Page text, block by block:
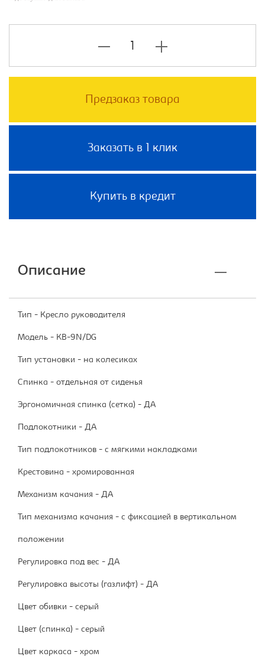
Предзаказ товара
Заказать в 1 клик
Купить в кредит
Описание
Тип - Кресло руководителя
Модель - KB-9N/DG
Тип установки - на колесиках
Спинка - отдельная от сиденья
Эргономичная спинка (сетка) - ДА
Подлокотники - ДА
Тип подлокотников - с мягкими накладками
Крестовина - хромированная
Механизм качания - ДА
Тип механизма качания - с фиксацией в вертикальном
положении
Регулировка под вес - ДА
Регулировка высоты (газлифт) - ДА
Цвет обивки - серый
Цвет (спинка) - серый
Цвет каркаса - хром